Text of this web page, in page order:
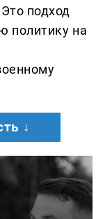
подход
политику на
↓